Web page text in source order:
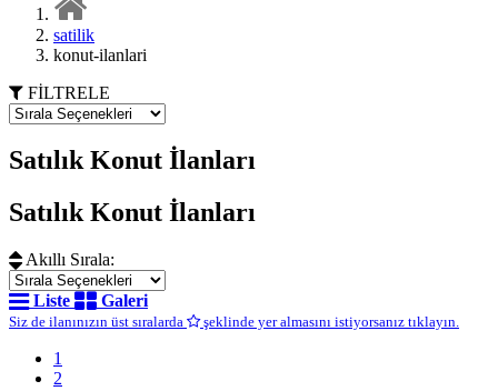
satilik
konut-ilanlari
FİLTRELE
Satılık Konut İlanları
Satılık Konut İlanları
Akıllı Sırala:
Liste Galeri
Siz de ilanınızın üst sıralarda şeklinde yer almasını istiyorsanız tıklayın.
1
2